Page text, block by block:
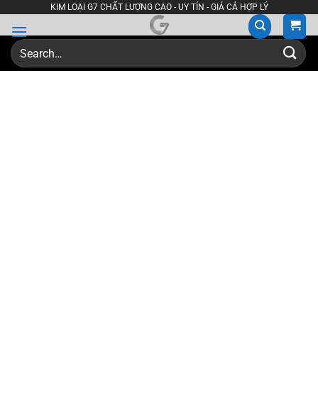
content
KIM LOẠI G7 CHẤT LƯỢNG CAO - UY TÍN - GIÁ CẢ HỢP LÝ
Search
for: